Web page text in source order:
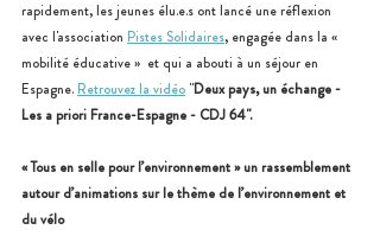
rapidement, les jeunes élu.e.s ont lancé une réflexion
avec l'association Pistes Solidaires, engagée dans la «
mobilité éducative »  et qui a abouti à un séjour en
Espagne. Retrouvez la vidéo "Deux pays, un échange -
Les a priori France-Espagne - CDJ 64".
« Tous en selle pour l’environnement » un rassemblement
autour d’animations sur le thème de l’environnement et
du vélo